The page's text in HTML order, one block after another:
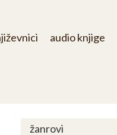
audio knjige
žanrovi